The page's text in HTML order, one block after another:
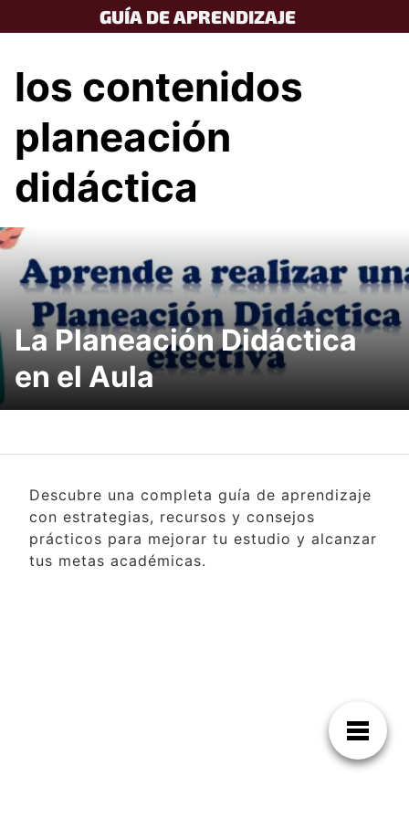
to
GUÍA DE APRENDIZAJE
los contenidos
planeación
didáctica
La Planeación Didáctica
en el Aula
Descubre una completa guía de aprendizaje
con estrategias, recursos y consejos
prácticos para mejorar tu estudio y alcanzar
tus metas académicas.